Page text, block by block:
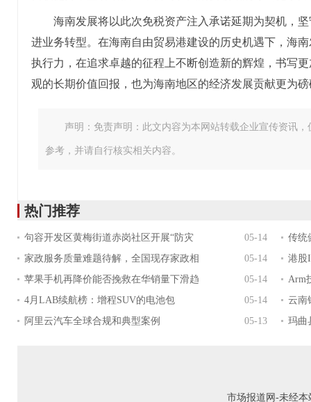
海南发展将以此次免税资产注入承诺延期为契机，
进业务转型。在海南自由贸易港建设的历史机遇下，海
执行力，在追求卓越的征程上不断创造新的辉煌，书写
观的长期价值回报，也为海南地区的经济发展贡献更为
声明：免责声明：此文内容为本网站转载企业宣传资讯
参考，并请自行核实相关内容。
热门推荐
句容开发区黄梅街道赤岗社区开展“防灾 05-14
传统
家政服务质量难题待解，全国现存家政相
05-14
港股
苹果手机再降价能否挽救在华销量下滑趋
05-14
Arm
4月LAB续航榜：增程SUV的电池包
05-14
云南
阿里云汽车全球合规和典型案例
05-13 玛曲
市场报道网-未经本